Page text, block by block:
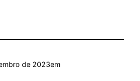
de 2023em